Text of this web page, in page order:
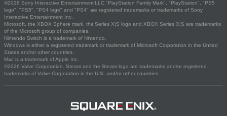
©2026 Sony Interactive Entertainment LLC."PlayStation Family Mark", "PlayStation", "PS5
logo", "PS5", "PS4 logo" and "PS4" are registered trademarks or trademarks of Sony
Interactive Entertainment Inc.
Microsoft, the XBOX Sphere mark, the Series X|S logo and XBOX Series X|S are trademarks
of the Microsoft group of companies.
Nintendo Switch is a trademark of Nintendo.
Windows is either a registered trademark or trademark of Microsoft Corporation in the United
States and/or other countries.
Mac is a trademark of Apple Inc.
©2026 Valve Corporation. Steam and the Steam logo are trademarks and/or registered
trademarks of Valve Corporation in the U.S. and/or other countries.